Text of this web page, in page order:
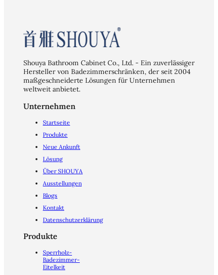
Shouya Bathroom Cabinet Co., Ltd. - Ein zuverlässiger
Hersteller von Badezimmerschränken, der seit 2004
maßgeschneiderte Lösungen für Unternehmen
weltweit anbietet.
Unternehmen
Startseite
Produkte
Neue Ankunft
Lösung
Über SHOUYA
Ausstellungen
Blogs
Kontakt
Datenschutzerklärung
Produkte
Sperrholz-
Badezimmer-
Eitelkeit